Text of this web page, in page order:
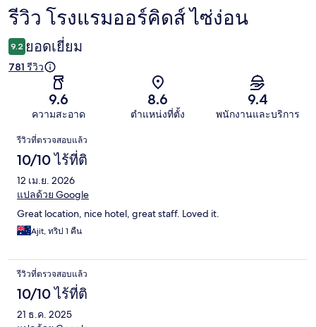
รีวิว
รีวิว โรงแรมออร์คิดส์ ไซ่ง่อน
9.2 ยอดเยี่ยม
781 รีวิว
9.6
ความสะอาด
8.6
ตำแหน่งที่ตั้ง
9.4
พนักงานและบริการ
รีวิว
รีวิวที่ตรวจสอบแล้ว
10/10 ไร้ที่ติ
12 เม.ย. 2026
แปลด้วย Google
Great location, nice hotel, great staff. Loved it.
Ajit, ทริป 1 คืน
รีวิวที่ตรวจสอบแล้ว
10/10 ไร้ที่ติ
21 ธ.ค. 2025